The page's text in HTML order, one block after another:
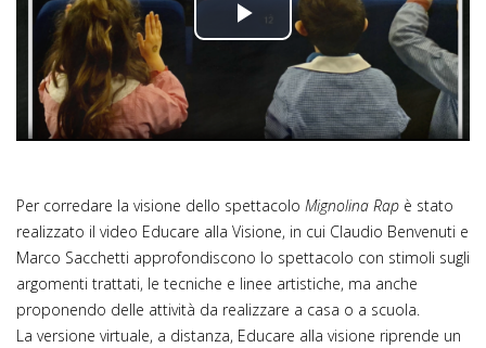
Play
Video
Per corredare la visione dello spettacolo Mignolina Rap è stato
realizzato il video Educare alla Visione, in cui Claudio Benvenuti e
Marco Sacchetti approfondiscono lo spettacolo con stimoli sugli
argomenti trattati, le tecniche e linee artistiche, ma anche
proponendo delle attività da realizzare a casa o a scuola.
La versione virtuale, a distanza, Educare alla visione riprende un